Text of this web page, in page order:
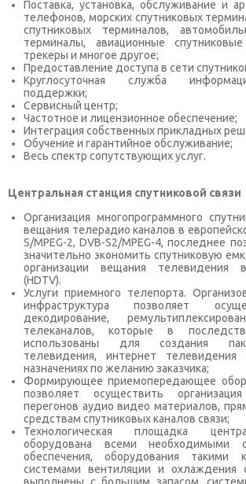
КОНТАКТЫ
SELECT LANGUAGE ▼
Поставка, установка, обслуживание и
телефонов, морских спутниковых
спутниковых терминалов,
терминалы, авиационные
трекеры и многое другое;
Предоставление доступа в сети
Круглосуточная служба
поддержки;
Сервисный центр;
Частотное и лицензионное обеспечение;
Интеграция собственных прикладных
Обучение и гарантийное обслуживание;
Весь спектр сопутствующих услуг.
Центральная станция спутниковой связи
Организация многопрограммного
вещания телерадио каналов в
S/MPEG-2, DVB-S2/MPEG-4, последнее
значительно экономить спутниковую
организации вещания телевидения
(HDTV).
Услуги приемного телепорта.
инфраструктура позволяет
декодирование,
телеканалов, которые в
использованы для создания
телевидения, интернет
назначениях по желанию заказчика;
Формирующее приемопередающее
позволяет осуществить
перегонов аудио видео материалов,
средствам спутниковых каналов связи;
Технологическая площадка
оборудована всеми необходимыми
обеспечения, оборудования такими
системами вентиляции и охлаждения
выполнены с большим запасом,